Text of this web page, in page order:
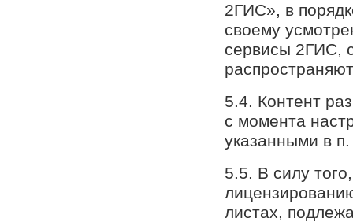
2ГИС», в
своему
сервисы 2ГИС,
5.4. Контент
с момента
указанными в
5.5. В силу
листах,